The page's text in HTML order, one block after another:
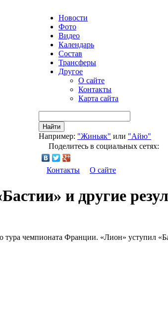
Новости
Фото
Видео
Календарь
Состав
Трансферы
Другое
О сайте
Контакты
Карта сайта
Найти
Например: "Жиньяк" или "Айю"
Поделитесь в социальных сетях:
Контакты О сайте
и другие
тура чемпионата Франции. «Лион» уступил